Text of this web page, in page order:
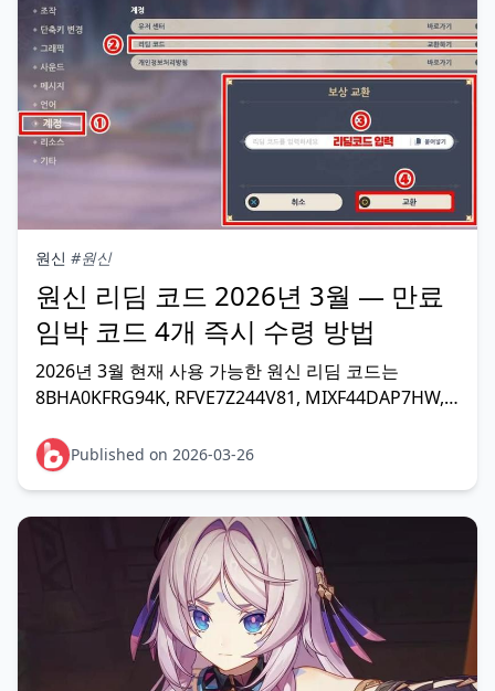
원신 #원신
원신 리딤 코드 2026년 3월 — 만료
임박 코드 4개 즉시 수령 방법
2026년 3월 현재 사용 가능한 원신 리딤 코드는
8BHA0KFRG94K, RFVE7Z244V81, MIXF44DAP7HW,
방송 코드 2개는 발급 후 48~76시간 내 만료됩니다. 지
금 바로 입력하세요.
Published on 2026-03-26